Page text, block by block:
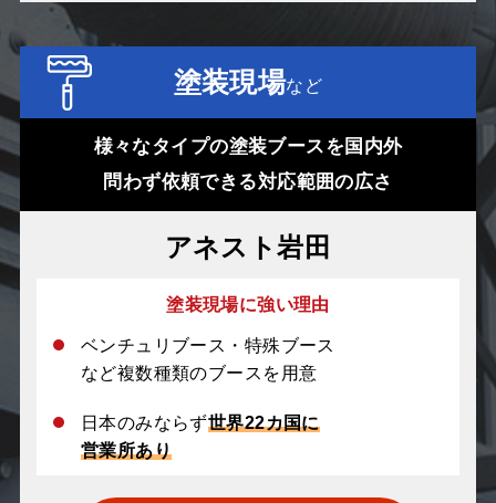
塗装現場など
様々なタイプの塗装ブースを国内外
問わず依頼できる対応範囲の広さ
アネスト岩田
塗装現場に強い理由
ベンチュリブース・特殊ブース
など複数種類のブースを用意
日本のみならず世界22カ国に
営業所あり